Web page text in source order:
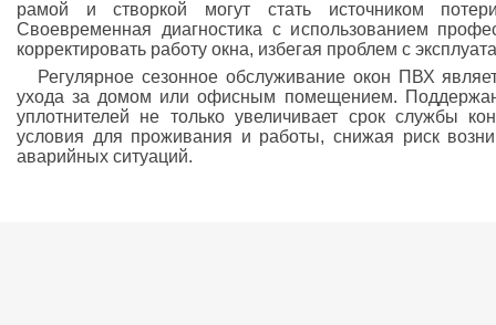
рамой и створкой могут стать источником
Своевременная диагностика с использованием
корректировать работу окна, избегая проблем с
Регулярное сезонное обслуживание окон ПВХ
ухода за домом или офисным помещением.
уплотнителей не только увеличивает срок службы
условия для проживания и работы, снижая риск
аварийных ситуаций.